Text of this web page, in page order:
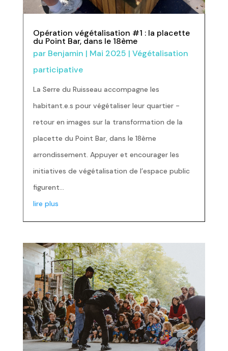
Opération végétalisation #1 : la placette
du Point Bar, dans le 18ème
par Benjamin | Mai 2025 | Végétalisation
participative
La Serre du Ruisseau accompagne les
habitant.e.s pour végétaliser leur quartier -
retour en images sur la transformation de la
placette du Point Bar, dans le 18ème
arrondissement. Appuyer et encourager les
initiatives de végétalisation de l’espace public
figurent...
lire plus